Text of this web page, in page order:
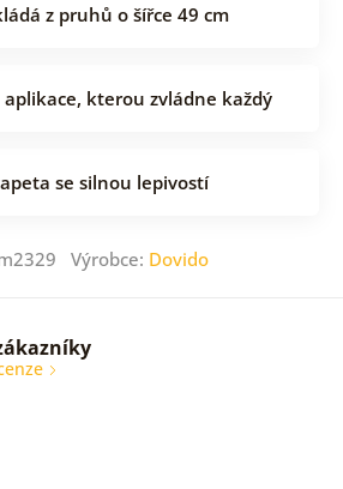
z pruhů o šířce 49 cm
aplikace, kterou zvládne každý
se silnou lepivostí
Výrobce: Dovido